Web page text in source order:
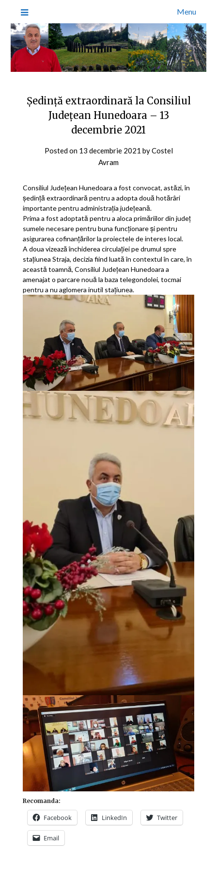
Menu
Ședință extraordinară la Consiliul
Județean Hunedoara – 13
decembrie 2021
Posted on 13 decembrie 2021 byCostel
Avram
Consiliul Județean Hunedoara a fost convocat, astăzi, în
ședință extraordinară pentru a adopta două hotărâri
importante pentru administrația județeană.
Prima a fost adoptată pentru a aloca primăriilor din județ
sumele necesare pentru buna funcționare și pentru
asigurarea cofinanțărilor la proiectele de interes local.
A doua vizează închiderea circulației pe drumul spre
stațiunea Straja, decizia fiind luată în contextul în care, în
această toamnă, Consiliul Județean Hunedoara a
amenajat o parcare nouă la baza telegondolei, tocmai
pentru a nu aglomera inutil stațiunea.
Recomanda:
Facebook LinkedIn Twitter
Email